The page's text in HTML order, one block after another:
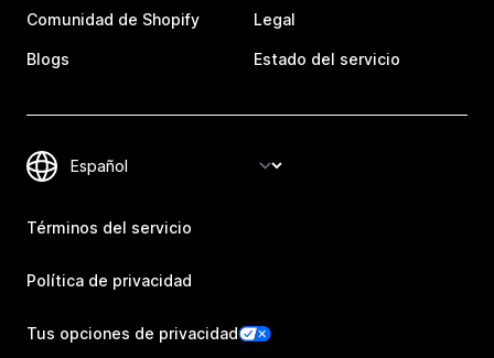
Comunidad de Shopify
Blogs
Legal
Estado del servicio
Términos del servicio
Política de privacidad
Tus opciones de privacidad